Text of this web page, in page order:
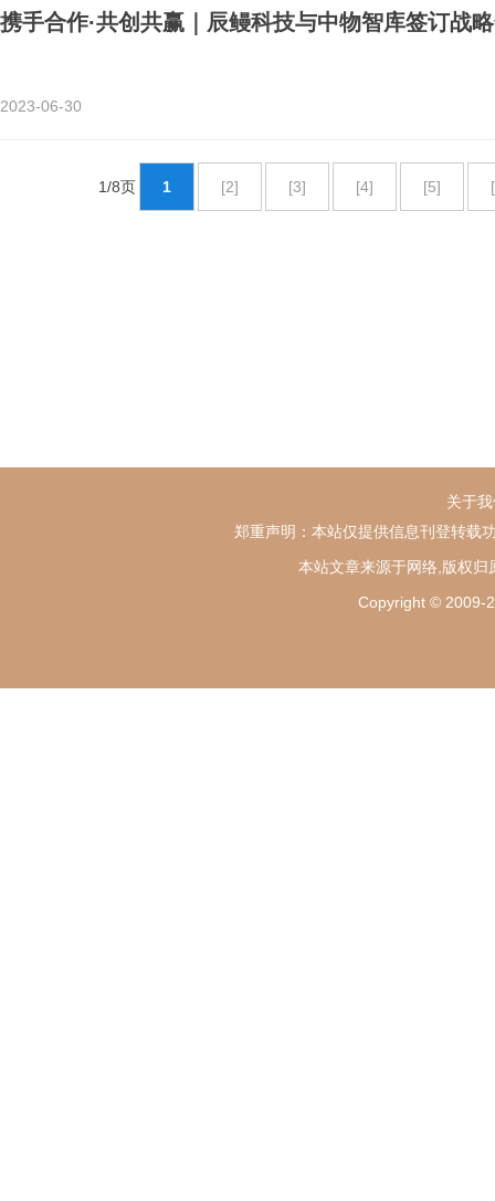
携手合作·共创共赢｜辰鳗科技与中物智库签订战
2023-06-30
1/8页 1 [2] [3] [4] [5]
关于
郑重声明：本站仅提供信息刊登转载
本站文章来源于网络,版权
Copyright © 2009-